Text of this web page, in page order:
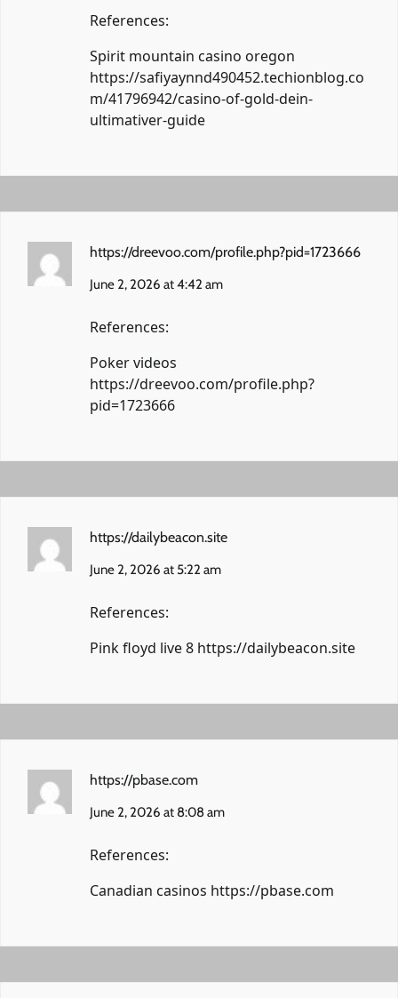
References:
Spirit mountain casino oregon
https://safiyaynnd490452.techionblog.co
m/41796942/casino-of-gold-dein-
ultimativer-guide
https://dreevoo.com/profile.php?pid=1723666
June 2, 2026 at 4:42 am
References:
Poker videos
https://dreevoo.com/profile.php?
pid=1723666
https://dailybeacon.site
June 2, 2026 at 5:22 am
References:
Pink floyd live 8 https://dailybeacon.site
https://pbase.com
June 2, 2026 at 8:08 am
References:
Canadian casinos https://pbase.com